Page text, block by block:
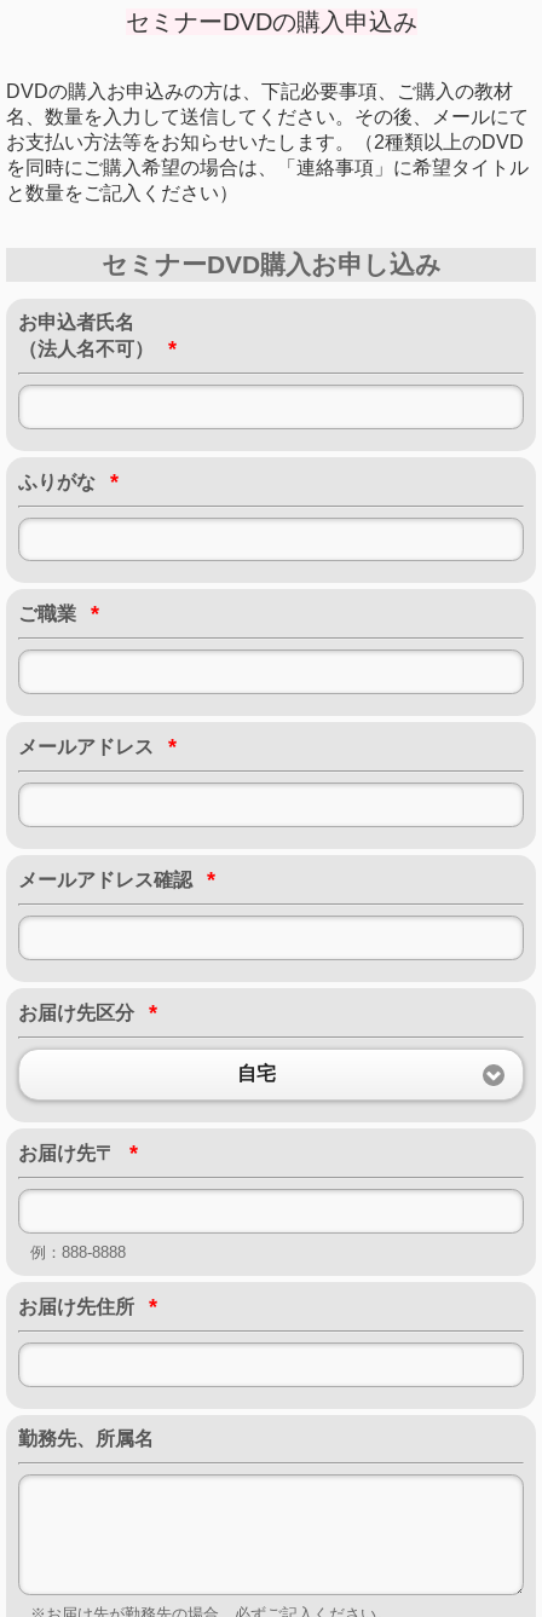
セミナーDVDの購入申込み
DVDの購入お申込みの方は、下記必要事項、ご購入の教材
名、数量を入力して送信してください。その後、メールにて
お支払い方法等をお知らせいたします。（2種類以上のDVD
を同時にご購入希望の場合は、「連絡事項」に希望タイトル
と数量をご記入ください）
セミナーDVD購入お申し込み
お申込者氏名
（法人名不可）
*
ふりがな *
ご職業 *
メールアドレス *
メールアドレス確認 *
お届け先区分 *
自宅
お届け先〒 *
例：888-8888
お届け先住所 *
勤務先、所属名